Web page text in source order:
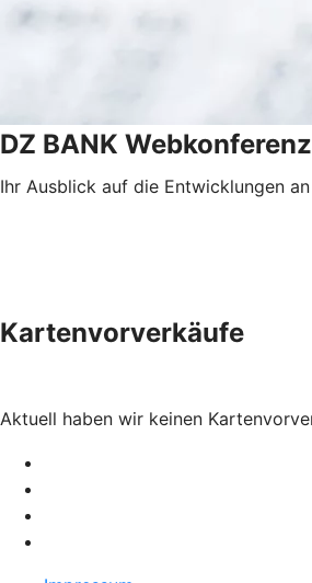
DZ BANK Webkonferenz
Ihr Ausblick auf die Entwicklungen
Kartenvorverkäufe
Aktuell haben wir keinen